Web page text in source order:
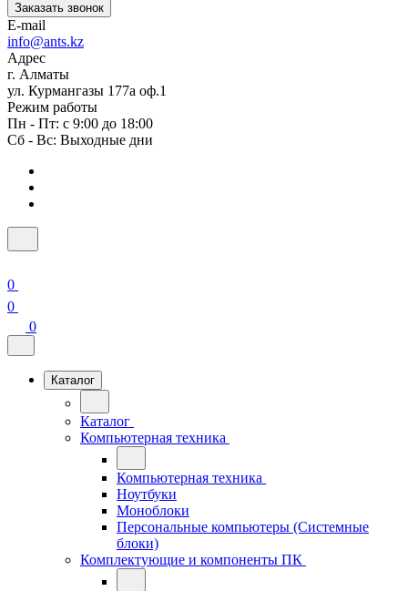
Заказать звонок
E-mail
info@ants.kz
Адрес
г. Алматы
ул. Курмангазы 177а оф.1
Режим работы
Пн - Пт: с 9:00 до 18:00
Сб - Вс: Выходные дни
0
0
0
Каталог
Каталог
Компьютерная техника
Компьютерная техника
Ноутбуки
Моноблоки
Персональные компьютеры (Системные
блоки)
Комплектующие и компоненты ПК